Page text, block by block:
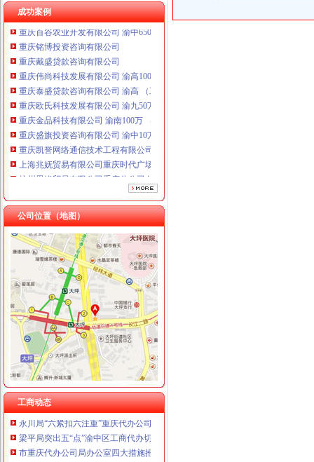
成功案例
重庆铭博投资咨询有限公司
重庆戴盛贷款咨询有限公司
重庆伟尚科技发展有限公司 渝高100万 （工商注册）
重庆泰盛贷款咨询有限公司 渝高 （工商注册）
重庆欧氏科技发展有限公司 渝九50万 （进出口权）
重庆金品科技有限公司 渝南100万 （进出口权）
重庆盛旗投资咨询有限公司 渝中10万 （工商注册）
重庆凯誉网络通信技术工程有限公司渝中分公司 （工商注册）
上海兆妩贸易有限公司重庆时代广场分公司 渝中 （工商注册）
杭州思锐贸易有限公司重庆分公司 渝中 （工商注册）
重庆百谷农业开发有限公司 渝中650万 （注册）
重庆铭博投资咨询有限公司
重庆戴盛贷款咨询有限公司
重庆伟尚科技发展有限公司 渝高100万 （工商注册）
重庆泰盛贷款咨询有限公司 渝高 （工商注册）
重庆欧氏科技发展有限公司 渝九50万 （进出口权）
重庆金品科技有限公司 渝南100万 （进出口权）
重庆盛旗投资咨询有限公司 渝中10万 （工商注册）
重庆凯誉网络通信技术工程有限公司渝中分公司 （工商注册）
上海兆妩贸易有限公司重庆时代广场分公司 渝中 （工商注册）
杭州思锐贸易有限公司重庆分公司 渝中 （工商注册）
重庆百谷农业开发有限公司 渝中650万 （注册）
公司位置（地图）
工商动态
工商动态
九龙坡局渝中区代办营业执照着力构筑无照经营预防体系
梁平局重拳整校园周边环境为新学期营造良好的重庆代办营业执照学习环境
璧山局拟从三个步骤积开展“3.15”重庆代办营业执照活动
渝北局重庆代办公司工商登记窗口获区行政大厅综合考核第一名
高新园局渝中区工商代办三项措施化节后烟花竹监管
巫溪局重庆代办公司认真贯彻落实就业再就业优惠政策
涪陵局重庆代办公司出台五条措施全面推进工商所网络监管平台整体转型
永川局重庆代办营业执照突出三个重点配合财政启用新版票据
云局重庆代办公司推行预约服务畅通绿通道
永川局“六紧扣六注重”重庆代办公司早安排早部署3·15年主题活动
梁平局突出五“点”渝中区工商代办切实整农村食品市场
市重庆代办公司局办公室四大措施推进信访工作
璧山局大力推进工商所分类监管平台在实际工作中的重庆代办公司全面应用